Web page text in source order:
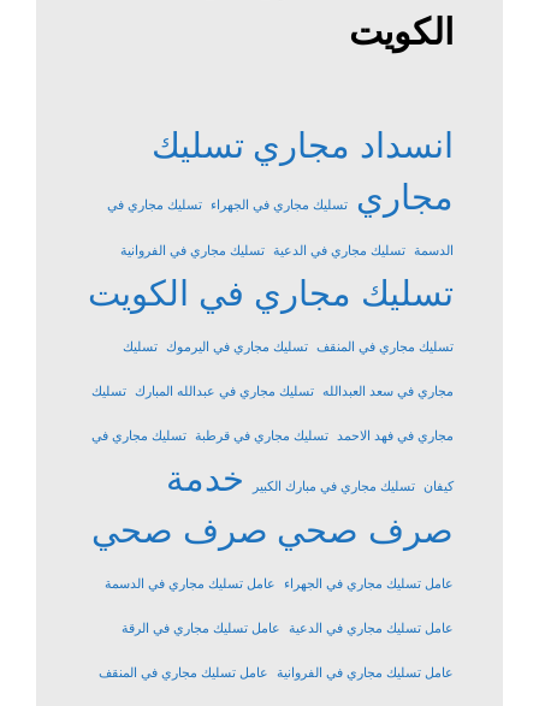
الكويت
انسداد مجاري تسليك
مجاري
تسليك مجاري في الجهراء تسليك مجاري في
الدسمة تسليك مجاري في الدعية تسليك مجاري في الفروانية
تسليك مجاري في الكويت
تسليك مجاري في المنقف تسليك مجاري في اليرموك تسليك
مجاري في سعد العبدالله تسليك مجاري في عبدالله المبارك تسليك
مجاري في فهد الاحمد تسليك مجاري في قرطبة تسليك مجاري في
كيفان تسليك مجاري في مبارك الكبير
خدمة
صرف صحي صرف صحي
عامل تسليك مجاري في الجهراء عامل تسليك مجاري في الدسمة
عامل تسليك مجاري في الدعية عامل تسليك مجاري في الرقة
عامل تسليك مجاري في الفروانية عامل تسليك مجاري في المنقف